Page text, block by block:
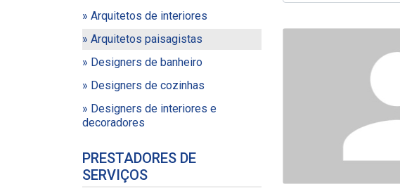
» Arquitetos de interiores
» Arquitetos paisagistas
» Designers de banheiro
» Designers de cozinhas
» Designers de interiores e
decoradores
PRESTADORES DE
SERVIÇOS